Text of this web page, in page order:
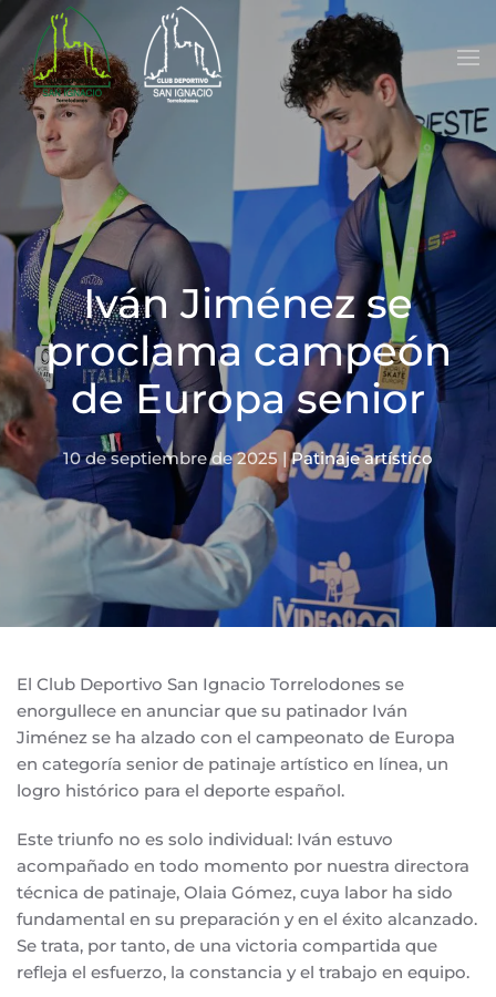
Skip to main content
Iván Jiménez se
proclama campeón
de Europa senior
10 de septiembre de 2025 |Patinaje artístico
El Club Deportivo San Ignacio Torrelodones se
enorgullece en anunciar que su patinador Iván
Jiménez se ha alzado con el campeonato de Europa
en categoría senior de patinaje artístico en línea, un
logro histórico para el deporte español.
Este triunfo no es solo individual: Iván estuvo
acompañado en todo momento por nuestra directora
técnica de patinaje, Olaia Gómez, cuya labor ha sido
fundamental en su preparación y en el éxito alcanzado.
Se trata, por tanto, de una victoria compartida que
refleja el esfuerzo, la constancia y el trabajo en equipo.